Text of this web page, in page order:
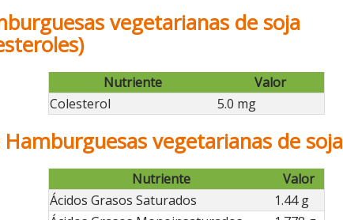
vegetarianas de soja
Nutriente
Valor
Colesterol
5.0 mg
vegetarianas de soja
Nutriente
Valor
Ácidos Grasos Saturados
1.44 g